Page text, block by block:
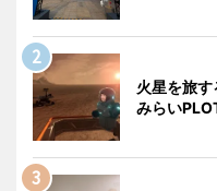
火星を旅
みらい